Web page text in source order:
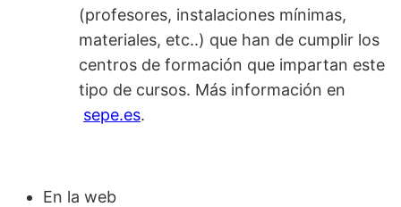
(profesores, instalaciones mínimas,
materiales, etc..) que han de cumplir los
centros de formación que impartan este
tipo de cursos. Más información en
sepe.es.
En la web